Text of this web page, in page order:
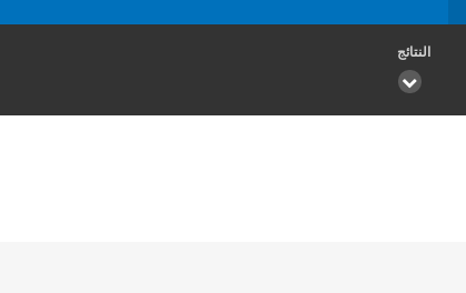
النتائج